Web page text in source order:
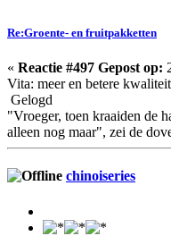
Re:Groente- en fruitpakketten
« Reactie #497 Gepost op:
Vita: meer en betere
Gelogd
"Vroeger, toen kraaiden de
alleen nog maar", zei de
chinoiseries